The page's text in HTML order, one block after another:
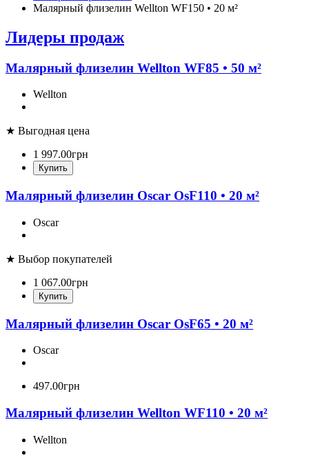
Малярный флизелин Wellton WF150 • 20 м²
Лидеры продаж
Малярный флизелин Wellton WF85 • 50 м²
Wellton
★ Выгодная цена
1 997.00грн
Купить
Малярный флизелин Oscar OsF110 • 20 м²
Oscar
★ Выбор покупателей
1 067.00грн
Купить
Малярный флизелин Oscar OsF65 • 20 м²
Oscar
497.00грн
Малярный флизелин Wellton WF110 • 20 м²
Wellton